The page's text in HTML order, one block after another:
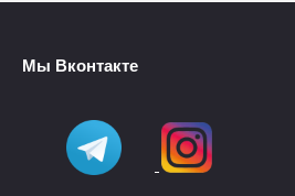
Мы Вконтакте